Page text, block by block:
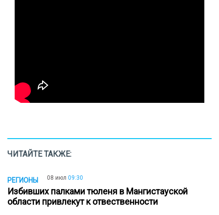
ЧИТАЙТЕ ТАКЖЕ:
РЕГИОНЫ 08 июл 09:30
Избивших палками тюленя в Мангистауской
области привлекут к отвественности